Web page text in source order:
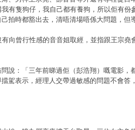
有隻狗仔，我自己都有養狗，所以佢有
拍時都豁出去，清唔清場唔係大問題，
向曾行性感的音音姐取經，並指跟王宗
說：「三年前睇過佢（彭浩翔）嘅電影，
駕表示，經理人交帶過敏感的問題不會答